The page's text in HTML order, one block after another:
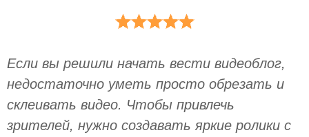
Если вы решили начать вести видеоблог,
недостаточно уметь просто обрезать и
склеивать видео. Чтобы привлечь
зрителей, нужно создавать яркие ролики с